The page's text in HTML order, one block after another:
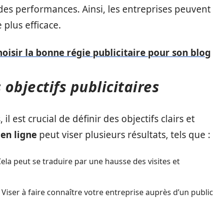
performances. Ainsi, les entreprises peuvent
efficace.
la bonne régie publicitaire pour son blog
publicitaires
est crucial de définir des objectifs clairs et
ligne peut viser plusieurs résultats, tels que :
peut se traduire par une hausse des visites et
Viser à faire connaître votre entreprise auprès d’un public